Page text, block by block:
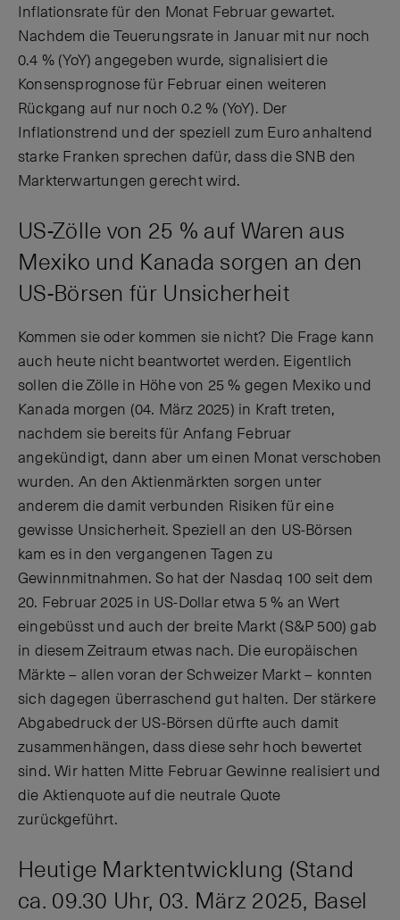
Inflationsrate für den Monat Februar gewartet.
Nachdem die Teuerungsrate in Januar mit nur noch
0.4 % (YoY) angegeben wurde, signalisiert die
Konsensprognose für Februar einen weiteren
Rückgang auf nur noch 0.2 % (YoY). Der
Inflationstrend und der speziell zum Euro anhaltend
starke Franken sprechen dafür, dass die SNB den
Markterwartungen gerecht wird.
US-Zölle von 25 % auf Waren aus
Mexiko und Kanada sorgen an den
US-Börsen für Unsicherheit
Kommen sie oder kommen sie nicht? Die Frage kann
auch heute nicht beantwortet werden. Eigentlich
sollen die Zölle in Höhe von 25 % gegen Mexiko und
Kanada morgen (04. März 2025) in Kraft treten,
nachdem sie bereits für Anfang Februar
angekündigt, dann aber um einen Monat verschoben
wurden. An den Aktienmärkten sorgen unter
anderem die damit verbunden Risiken für eine
gewisse Unsicherheit. Speziell an den US-Börsen
kam es in den vergangenen Tagen zu
Gewinnmitnahmen. So hat der Nasdaq 100 seit dem
20. Februar 2025 in US-Dollar etwa 5 % an Wert
eingebüsst und auch der breite Markt (S&P 500) gab
in diesem Zeitraum etwas nach. Die europäischen
Märkte – allen voran der Schweizer Markt – konnten
sich dagegen überraschend gut halten. Der stärkere
Abgabedruck der US-Börsen dürfte auch damit
zusammenhängen, dass diese sehr hoch bewertet
sind. Wir hatten Mitte Februar Gewinne realisiert und
die Aktienquote auf die neutrale Quote
zurückgeführt.
Heutige Marktentwicklung (Stand
ca. 09.30 Uhr, 03. März 2025, Basel